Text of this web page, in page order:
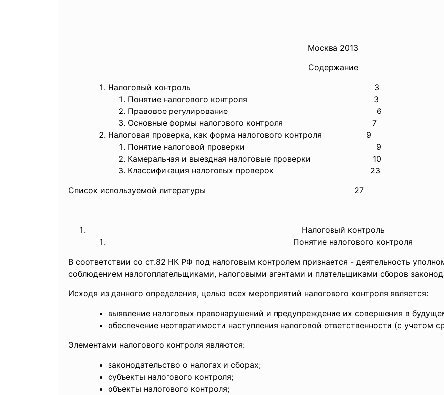
Москва 2013
Содержание
Налоговый контроль
3
Понятие налогового контроля 3
Правовое регулирование
6
Основные формы налогового контроля 7
Налоговая проверка, как форма налогового контроля 9
Понятие налоговой проверки 9
Камеральная и выездная налоговые проверки
10
Классификация налоговых проверок 23
Список используемой литературы
27
Налоговый контроль
Понятие налогового контроля
В соответствии со ст.82 НК РФ под налоговым контролем признается - деятельность
соблюдением налогоплательщиками, налоговыми агентами и плательщиками сборов
Исходя из данного определения, целью всех мероприятий налогового контроля является:
выявление налоговых правонарушений и предупреждение их совершения в
обеспечение неотвратимости наступления налоговой ответственности (с учетом
Элементами налогового контроля являются:
законодательство о налогах и сборах;
субъекты налогового контроля;
объекты налогового контроля;